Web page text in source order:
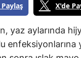
X'de
yaz aylarında
enfeksiyonlarına